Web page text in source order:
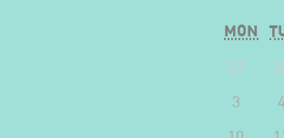
MON
27
3
4